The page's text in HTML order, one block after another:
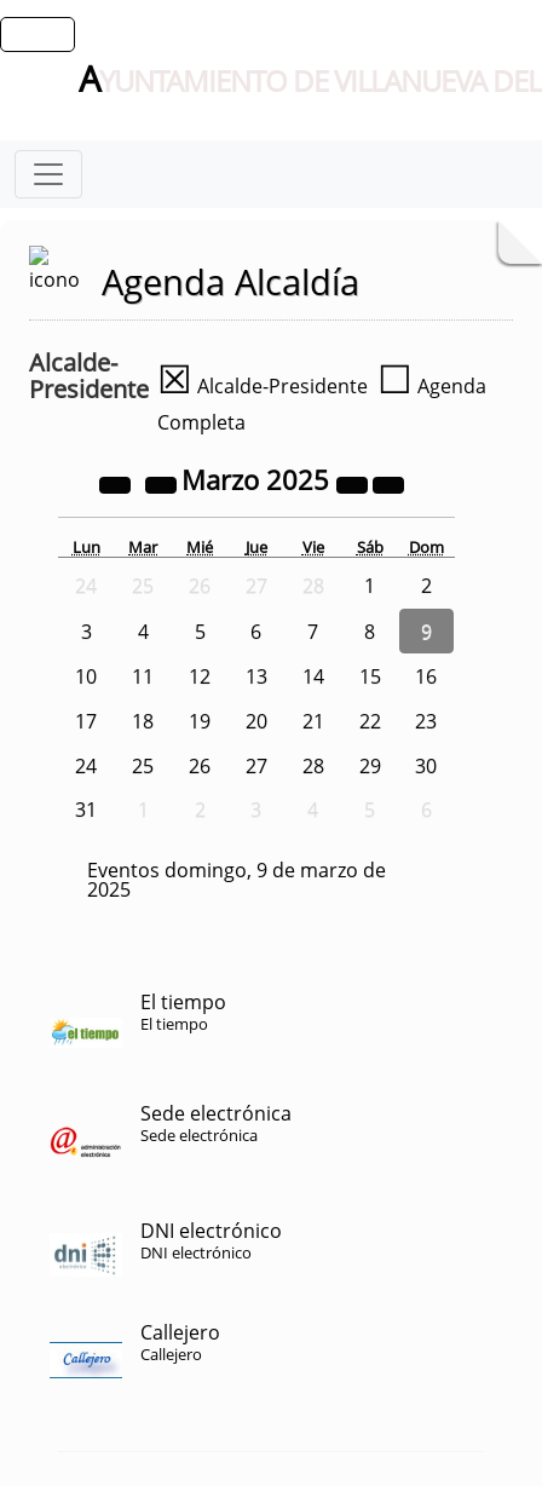
AYUNTAMIENTO DE VILLANUEVA
Agenda Alcaldía
Alcalde-
Presidente ☒ Alcalde-Presidente ☐ Agenda
Completa
Marzo 2025
Lun Mar Mié Jue Vie Sáb Dom
24 25 26 27 28 1
2
3
4 5 6 7 8
9
10
11 12 13 14 15
16
17
18 19 20 21 22
23
24
25 26 27 28 29
30
31
1 2 3 4 5 6
Eventos domingo, 9 de marzo de
2025
El tiempo
El tiempo
Sede electrónica
Sede electrónica
DNI electrónico
DNI electrónico
Callejero
Callejero